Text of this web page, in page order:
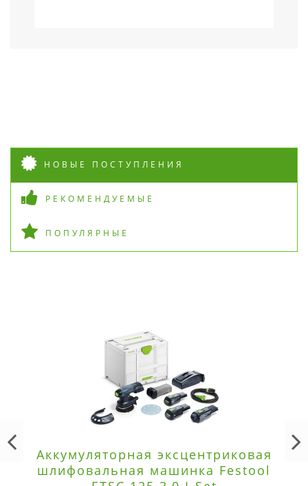
НОВЫЕ ПОСТУПЛЕНИЯ
РЕКОМЕНДУЕМЫЕ
ПОПУЛЯРНЫЕ
Аккумуляторная эксцентриковая
шлифовальная машинка Festool